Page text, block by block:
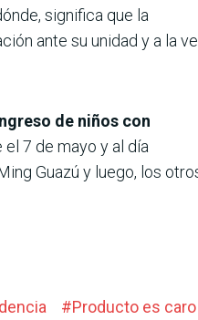
significa que la
ante su unidad y a la
de niños con
el 7 de mayo y al día
Guazú y luego, los
#Producto es caro